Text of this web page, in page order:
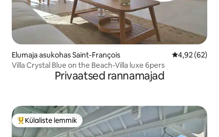
Elumaja asukohas Saint-François Keskmine
4,92 (62)
Villa Crystal Blue on the Beach-Villa luxe 6pers
Privaatsed rannamajad
Külaliste suur lemmik
Külaliste lemmik